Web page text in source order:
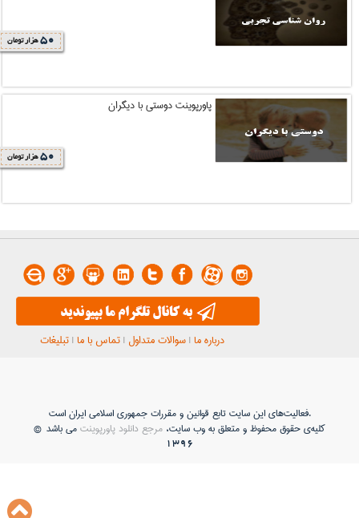
50 هزار تومان
پاورپوینت دوستی با دیگران
50 هزار تومان
درباره ما |سوالات متداول |تماس با ما |تبلیغات
فعاليت‌های اين سايت تابع قوانين و مقررات جمهوری اسلامی ايران است.
کلیه‌ی حقوق محفوظ و متعلق به وب سایت،مرجع دانلود پاورپوینتمی باشد ©
1396